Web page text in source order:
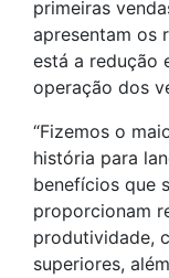
primeiras
apresentam os
está a redução
operação dos
“Fizemos o
história para
benefícios que
proporcionam
produtividade,
superiores,